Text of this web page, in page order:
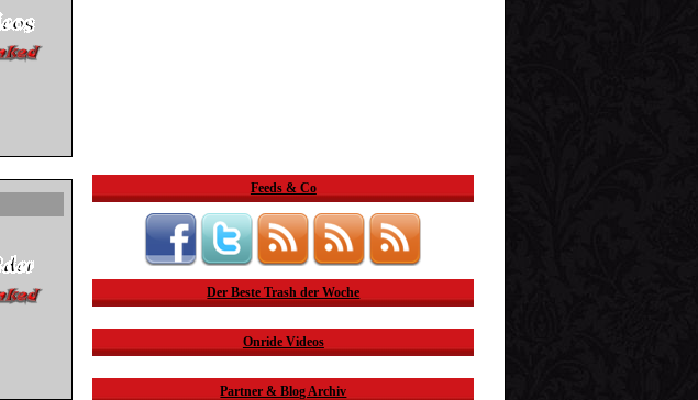
Feeds & Co
Der Beste Trash der Woche
Onride Videos
Partner & Blog Archiv